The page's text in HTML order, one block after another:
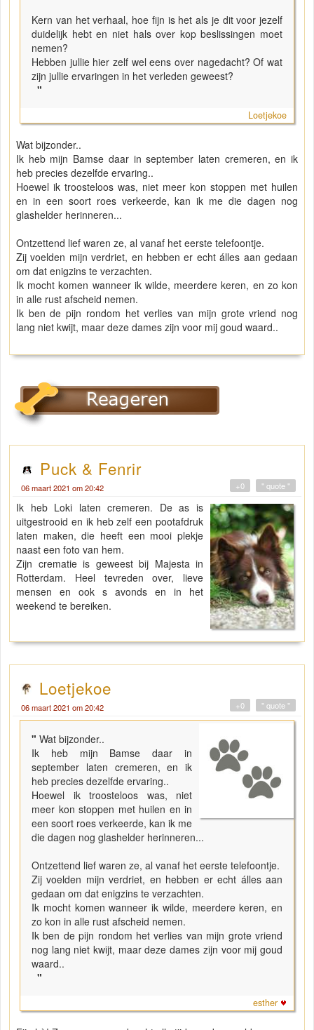
Kern van het verhaal, hoe fijn is het als je dit voor jezelf
duidelijk hebt en niet hals over kop beslissingen moet
nemen?
Hebben jullie hier zelf wel eens over nagedacht? Of wat
zijn jullie ervaringen in het verleden geweest?
"
Loetjekoe
Wat bijzonder..
Ik heb mijn Bamse daar in september laten cremeren, en ik
heb precies dezelfde ervaring..
Hoewel ik troosteloos was, niet meer kon stoppen met huilen
en in een soort roes verkeerde, kan ik me die dagen nog
glashelder herinneren...
Ontzettend lief waren ze, al vanaf het eerste telefoontje.
Zij voelden mijn verdriet, en hebben er echt álles aan gedaan
om dat enigzins te verzachten.
Ik mocht komen wanneer ik wilde, meerdere keren, en zo kon
in alle rust afscheid nemen.
Ik ben de pijn rondom het verlies van mijn grote vriend nog
lang niet kwijt, maar deze dames zijn voor mij goud waard..
Puck & Fenrir
06 maart 2021 om 20:42 " quote "
+0
Ik heb Loki laten cremeren. De as is
uitgestrooid en ik heb zelf een pootafdruk
laten maken, die heeft een mooi plekje
naast een foto van hem.
Zijn crematie is geweest bij Majesta in
Rotterdam. Heel tevreden over, lieve
mensen en ook s avonds en in het
weekend te bereiken.
Loetjekoe
06 maart 2021 om 20:42 " quote "
+0
" Wat bijzonder..
Ik heb mijn Bamse daar in
september laten cremeren, en ik
heb precies dezelfde ervaring..
Hoewel ik troosteloos was, niet
meer kon stoppen met huilen en in
een soort roes verkeerde, kan ik me
die dagen nog glashelder herinneren...
Ontzettend lief waren ze, al vanaf het eerste telefoontje.
Zij voelden mijn verdriet, en hebben er echt álles aan
gedaan om dat enigzins te verzachten.
Ik mocht komen wanneer ik wilde, meerdere keren, en
zo kon in alle rust afscheid nemen.
Ik ben de pijn rondom het verlies van mijn grote vriend
nog lang niet kwijt, maar deze dames zijn voor mij goud
waard..
"
esther